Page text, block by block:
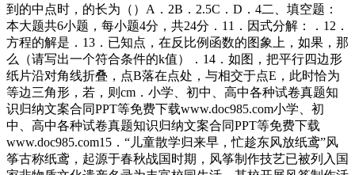
到的中点时，的长为（）A．2B．2.5C．D．4二、填空题：
本大题共6小题，每小题4分，共24分．11．因式分解：．12．
方程的解是．13．已知点，在反比例函数的图象上，如果，那
么（请写出一个符合条件的k值）．14．如图，把平行四边形
纸片沿对角线折叠，点B落在点处，与相交于点E，此时恰为
等边三角形，若，则cm．小学、初中、高中各种试卷真题知
识归纳文案合同PPT等免费下载www.doc985.com小学、初
中、高中各种试卷真题知识归纳文案合同PPT等免费下载
www.doc985.com15．“儿童散学归来早，忙趁东风放纸鸢”风
筝古称纸鸢，起源于春秋战国时期，风筝制作技艺已被列入国